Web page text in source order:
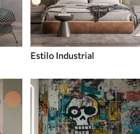
Estilo Industrial